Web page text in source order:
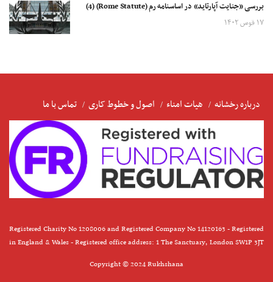
بررسی «جنایت آپارتاید» در اساسنامه رم (Rome Statute) (4)
۱۷ قوس ۱۴۰۲
درباره رخشانه هیات امناء اصول و خطوط کاری تماس با ما
Registered Charity No 1208006 and Registered Company No 14120163 - Registered
in England & Wales - Registered office address: 1 The Sanctuary, London SW1P 3JT
Copyright © 2024 Rukhshana